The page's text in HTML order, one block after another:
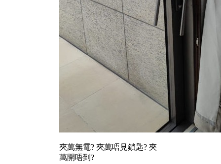
夾萬無電? 夾萬唔見鎖匙? 夾
萬開唔到?